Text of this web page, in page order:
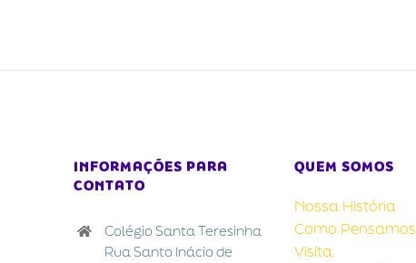
INFORMAÇÕES PARA
CONTATO
Colégio Santa Teresinha
Rua Santo Inácio de
QUEM SOMOS
Nossa História
Como Pensamos
Visita